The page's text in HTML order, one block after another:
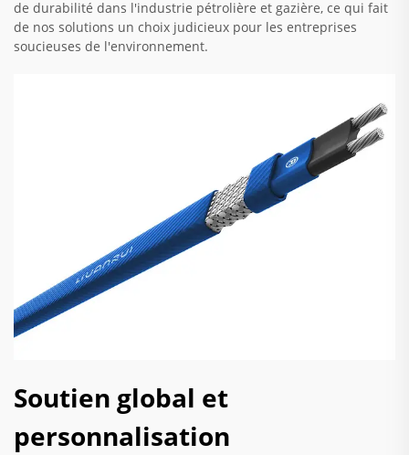
de durabilité dans l'industrie pétrolière et gazière, ce qui fait
de nos solutions un choix judicieux pour les entreprises
soucieuses de l'environnement.
Soutien global et
personnalisation